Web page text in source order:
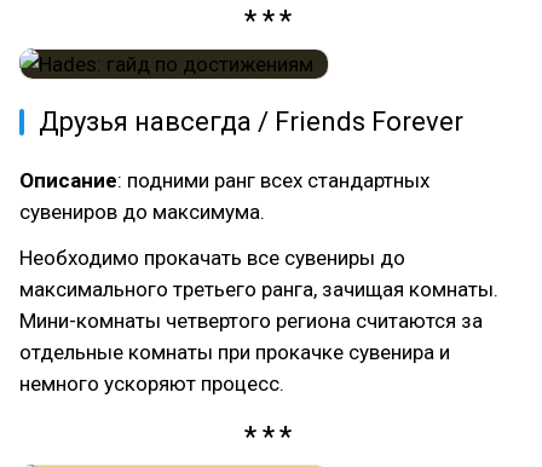
Друзья навсегда / Friends Forever
Описание: подними ранг всех стандартных
сувениров до максимума.
Необходимо прокачать все сувениры до
максимального третьего ранга, зачищая комнаты.
Мини-комнаты четвертого региона считаются за
отдельные комнаты при прокачке сувенира и
немного ускоряют процесс.